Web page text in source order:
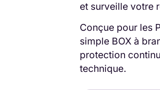
et surveille votre
Conçue pour les
simple BOX à
protection
technique.